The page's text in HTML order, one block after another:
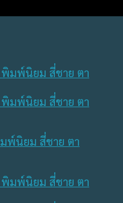
พ์นิยม สี่ชาย ตา